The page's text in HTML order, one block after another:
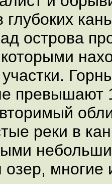
глубоких
острова
превышают
реки в
многие